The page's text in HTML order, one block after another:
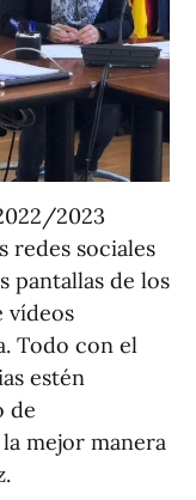
2023
redes sociales
pantallas de los
vídeos
Todo con el
estén
de
mejor manera